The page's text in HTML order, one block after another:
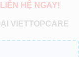
HỆ NGAY!
VIETTOPCARE